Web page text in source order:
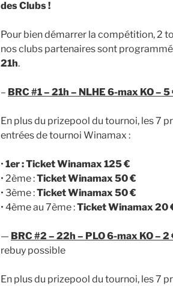
des Clubs !
Pour bien démarrer la compétition, 2
nos clubs partenaires sont
21h.
– BRC #1 – 21h – NLHE 6-max KO – 5
En plus du prizepool du tournoi, les 7
entrées de tournoi Winamax :
• 1er : Ticket Winamax 125 €
• 2ème :Ticket Winamax 50 €
• 3ème :Ticket Winamax 50 €
• 4ème au 7ème :Ticket Winamax 20
— BRC #2 – 22h – PLO 6-max KO – 2
rebuy possible
En plus du prizepool du tournoi, les 7